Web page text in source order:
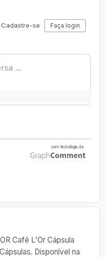
Café L'Or Cápsula
Disponível na